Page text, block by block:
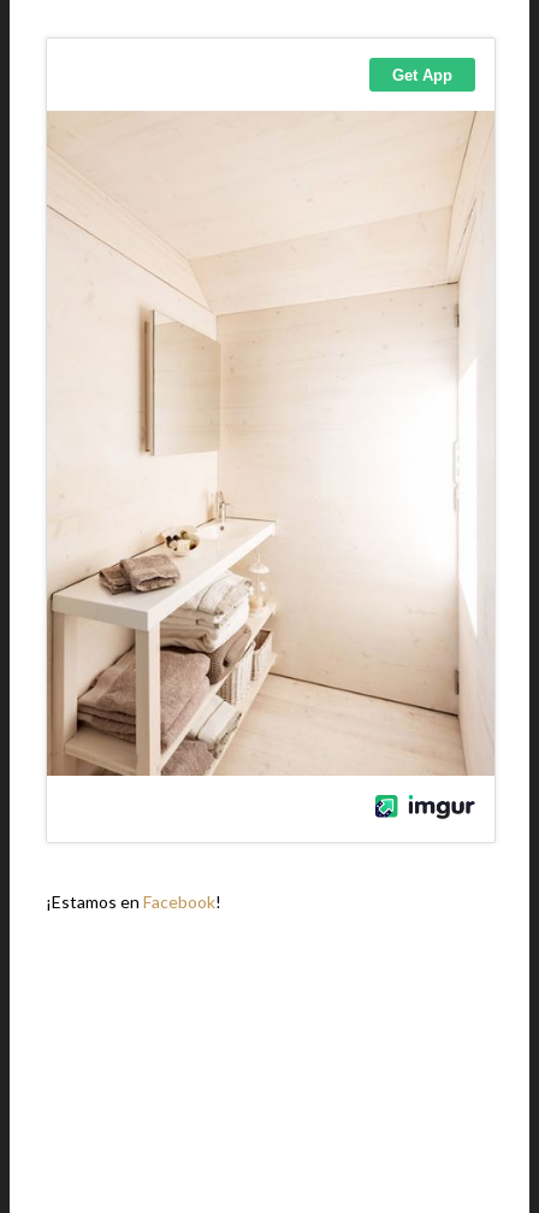
¡Estamos en Facebook!